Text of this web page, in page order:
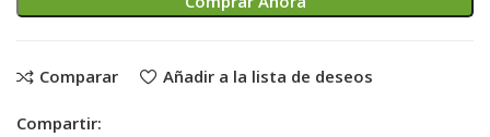
Comparar Añadir a la lista de deseos
Compartir: